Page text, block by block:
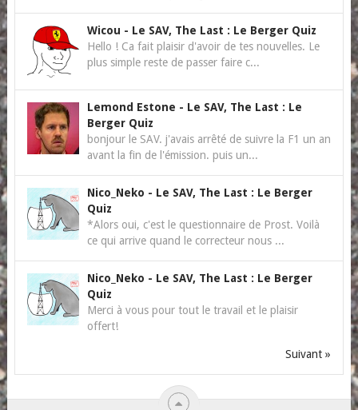
Wicou - Le SAV, The Last : Le Berger Quiz
Hello ! Ca fait plaisir d'avoir de tes nouvelles. Le
plus simple reste de passer faire c...
Lemond Estone - Le SAV, The Last : Le
Berger Quiz
bonjour le SAV. j'avais arrêté de suivre la F1 un an
avant la fin de l'émission. puis un...
Nico_Neko - Le SAV, The Last : Le Berger
Quiz
*Alors oui, c'est le questionnaire de Prost. Voilà
ce qui arrive quand le correcteur nous ...
Nico_Neko - Le SAV, The Last : Le Berger
Quiz
Merci à vous pour tout le travail et le plaisir
offert!
Suivant »